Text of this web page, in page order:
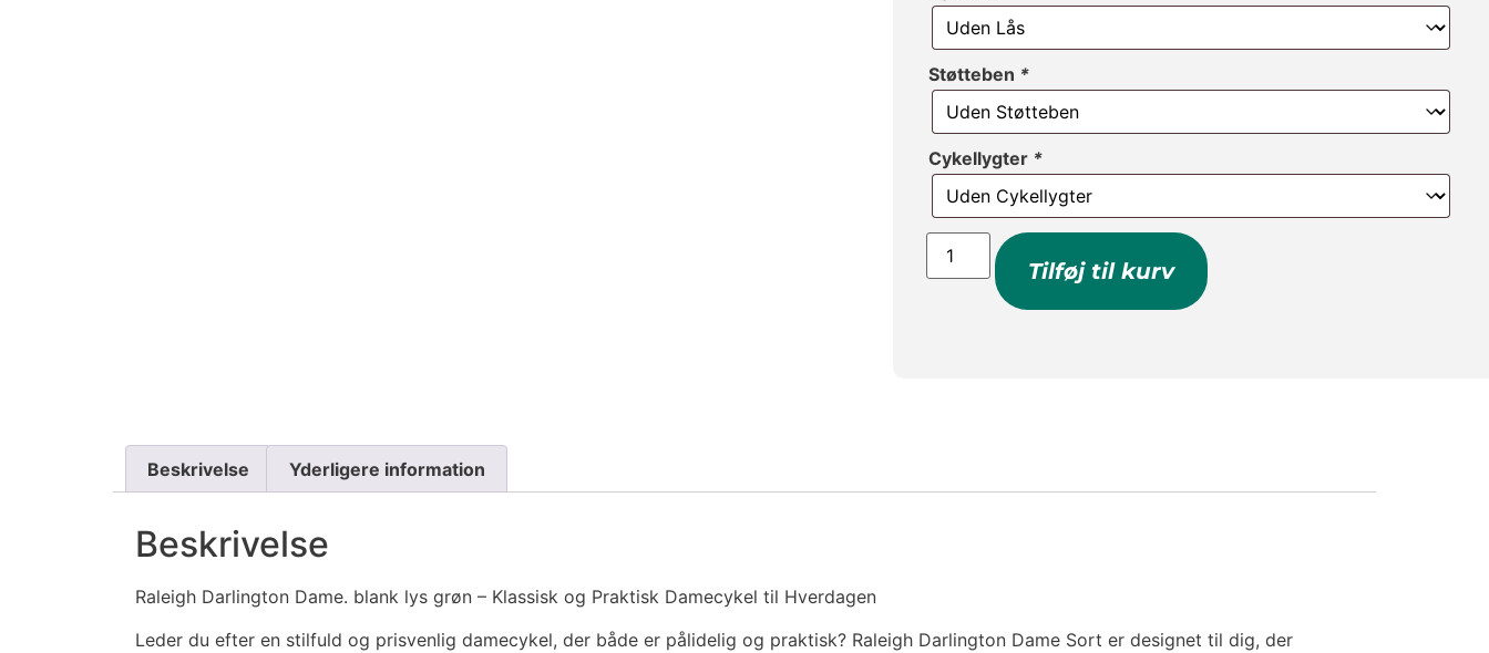
Støtteben *
Cykellygter *
Tilføj til kurv
Beskrivelse Yderligere information
Beskrivelse
Raleigh Darlington Dame. blank lys grøn – Klassisk og Praktisk Damecykel til Hverdagen
Leder du efter en stilfuld og prisvenlig damecykel, der både er pålidelig og praktisk? Raleigh Darlington Dame Sort er designet til dig, der